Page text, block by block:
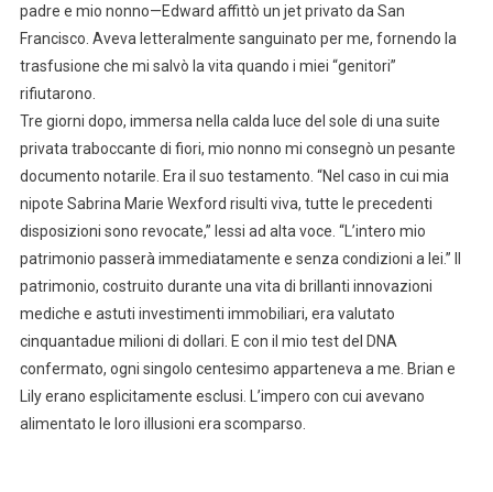
padre e mio nonno—Edward affittò un jet privato da San
Francisco. Aveva letteralmente sanguinato per me, fornendo la
trasfusione che mi salvò la vita quando i miei “genitori”
rifiutarono.
Tre giorni dopo, immersa nella calda luce del sole di una suite
privata traboccante di fiori, mio nonno mi consegnò un pesante
documento notarile. Era il suo testamento. “Nel caso in cui mia
nipote Sabrina Marie Wexford risulti viva, tutte le precedenti
disposizioni sono revocate,” lessi ad alta voce. “L’intero mio
patrimonio passerà immediatamente e senza condizioni a lei.” Il
patrimonio, costruito durante una vita di brillanti innovazioni
mediche e astuti investimenti immobiliari, era valutato
cinquantadue milioni di dollari. E con il mio test del DNA
confermato, ogni singolo centesimo apparteneva a me. Brian e
Lily erano esplicitamente esclusi. L’impero con cui avevano
alimentato le loro illusioni era scomparso.